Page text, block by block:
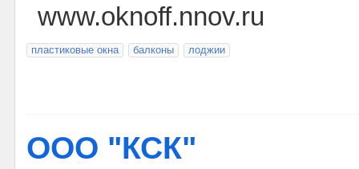
www.oknoff.nnov.ru
пластиковые окна балконы лоджии
ООО "КСК"